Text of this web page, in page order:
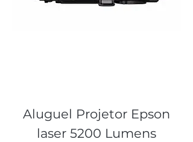
Aluguel Projetor Epson
laser 5200 Lumens